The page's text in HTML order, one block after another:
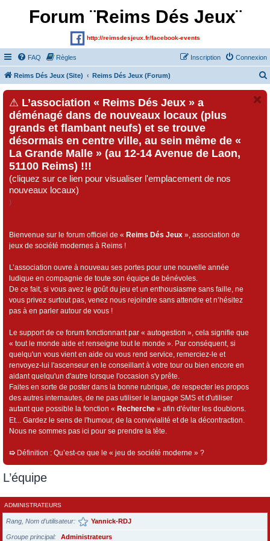
Forum ¨Reims Dés Jeux¨
http://reimsdesjeux.fr/facebook-events
FAQ Règles Connexion
Inscription
Reims Dés Jeux (Site) Reims Dés Jeux (Forum)
⚠ L’association « Reims Dés Jeux » a
déménagé dans de nouveaux locaux (plus
grands et flambant neufs) et se trouve
désormais en centre ville, au sein même de «
La Grande Malle » (au 12-14 Avenue de Laon,
51100 Reims) !!!
(cliquez sur ce lien pour visualiser l'emplacement de nos
nouveaux locaux)
)
Bienvenue sur le forum officiel de « Reims Dés Jeux », association de
jeux de société modernes à Reims !
L’association ouvre à nouveau ses portes pour une nouvelle année
ludique en compagnie de toute son équipe de bénévoles.
De ce fait, si vous avez le goût du jeu et un enthousiasme sans faille, ne
vous privez surtout pas, venez nous rejoindre sans attendre et n’hésitez
pas à en parler autour de vous !
Le support de ce forum fonctionnant par « autogestion », cela signifie que
« tout le monde aide et renseigne tout le monde ». Par conséquent, si
quelqu'un vous vient en aide ou vous rend service, remerciez-le et
renvoyez-lui l'ascenseur en le conseillant à votre tour ou bien encore en
aidant quelqu'un d'autre lorsque l'occasion s'y prête.
Faites en sorte de poster dans la bonne rubrique, de respecter les propos
des autres internautes, de ne pas utiliser le langage SMS et d'utiliser
autant que possible la fonction « Recherche » afin d'éviter les doublons.
Et... Gardez le sens de l'humour, de la convivialité et de la décontraction.
Nous ne sommes pas ici pour se prendre la tête.
➯ Définition : Qu’est-ce que le « jeu de société moderne » ?
L’équipe
ADMINISTRATEURS
Rang, Nom d’utilisateur Yannick-RDJ
Groupe principal Administrateurs